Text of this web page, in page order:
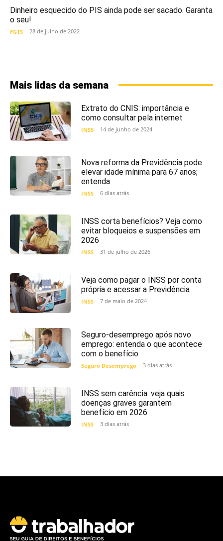
Dinheiro esquecido do PIS ainda pode ser sacado. Garanta
o seu!
FGTS 28 de julho de 2022
Mais lidas da semana
Extrato do CNIS: importância e
como consultar pela internet
INSS 14 de junho de 2024
Nova reforma da Previdência pode
elevar idade mínima para 67 anos;
entenda
INSS 6 dias atrás
INSS corta benefícios? Veja como
evitar bloqueios e suspensões em
2026
INSS 31 de julho de 2026
Veja como pagar o INSS por conta
própria e acessar a Previdência
INSS 7 de maio de 2024
Seguro-desemprego após novo
emprego: entenda o que acontece
com o benefício
Seguro Desemprego 3 dias atrás
INSS sem carência: veja quais
doenças graves garantem
benefício em 2026
INSS 3 dias atrás